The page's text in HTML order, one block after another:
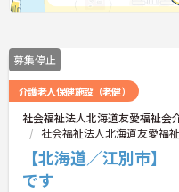
募集停止
介護老人保健施設（老健）
社会福祉法人北海道友愛福祉会
社会福祉法人北海道友愛福
【北海道／江別市
です